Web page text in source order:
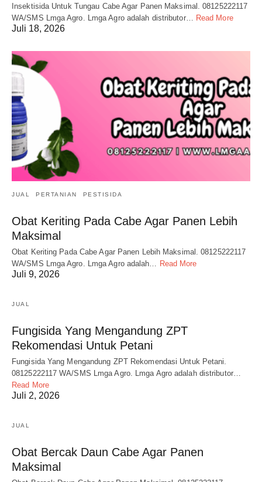
Insektisida Untuk Tungau Cabe Agar Panen Maksimal. 08125222117
WA/SMS Lmga Agro. Lmga Agro adalah distributor… Read More
Juli 18, 2026
JUAL PERTANIAN PESTISIDA
Obat Keriting Pada Cabe Agar Panen Lebih
Maksimal
Obat Keriting Pada Cabe Agar Panen Lebih Maksimal. 08125222117
WA/SMS Lmga Agro. Lmga Agro adalah…
Read More
Juli 9, 2026
JUAL
Fungisida Yang Mengandung ZPT
Rekomendasi Untuk Petani
Fungisida Yang Mengandung ZPT Rekomendasi Untuk Petani.
08125222117 WA/SMS Lmga Agro. Lmga Agro adalah distributor…
Read More
Juli 2, 2026
JUAL
Obat Bercak Daun Cabe Agar Panen
Maksimal